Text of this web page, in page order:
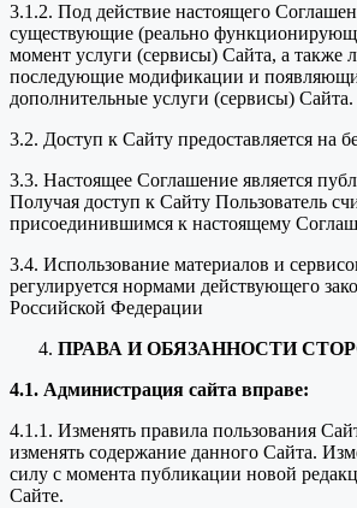
3.1.2. Под действие настоящего
существующие (реально
момент услуги (сервисы) Сайта, а также
последующие модификации и
дополнительные услуги (сервисы) Сайта.
3.2. Доступ к Сайту предоставляется на
3.3. Настоящее Соглашение является
Получая доступ к Сайту Пользователь
присоединившимся к настоящему
3.4. Использование материалов и
регулируется нормами действующего
Российской Федерации
ПРАВА И ОБЯЗАННОСТИ
4.1. Администрация сайта вправе:
4.1.1. Изменять правила пользования
изменять содержание данного Сайта.
силу с момента публикации новой
Сайте.